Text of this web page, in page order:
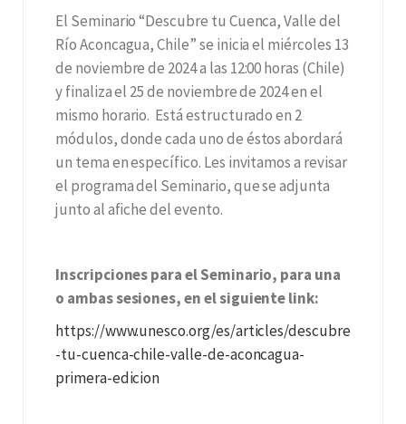
El Seminario “Descubre tu Cuenca, Valle del
Río Aconcagua, Chile” se inicia el miércoles 13
de noviembre de 2024 a las 12:00 horas (Chile)
y finaliza el 25 de noviembre de 2024 en el
mismo horario. Está estructurado en 2
módulos, donde cada uno de éstos abordará
un tema en específico. Les invitamos a revisar
el programa del Seminario, que se adjunta
junto al afiche del evento.
Inscripciones para el Seminario, para una
o ambas sesiones, en el siguiente link:
https://www.unesco.org/es/articles/descubre
-tu-cuenca-chile-valle-de-aconcagua-
primera-edicion